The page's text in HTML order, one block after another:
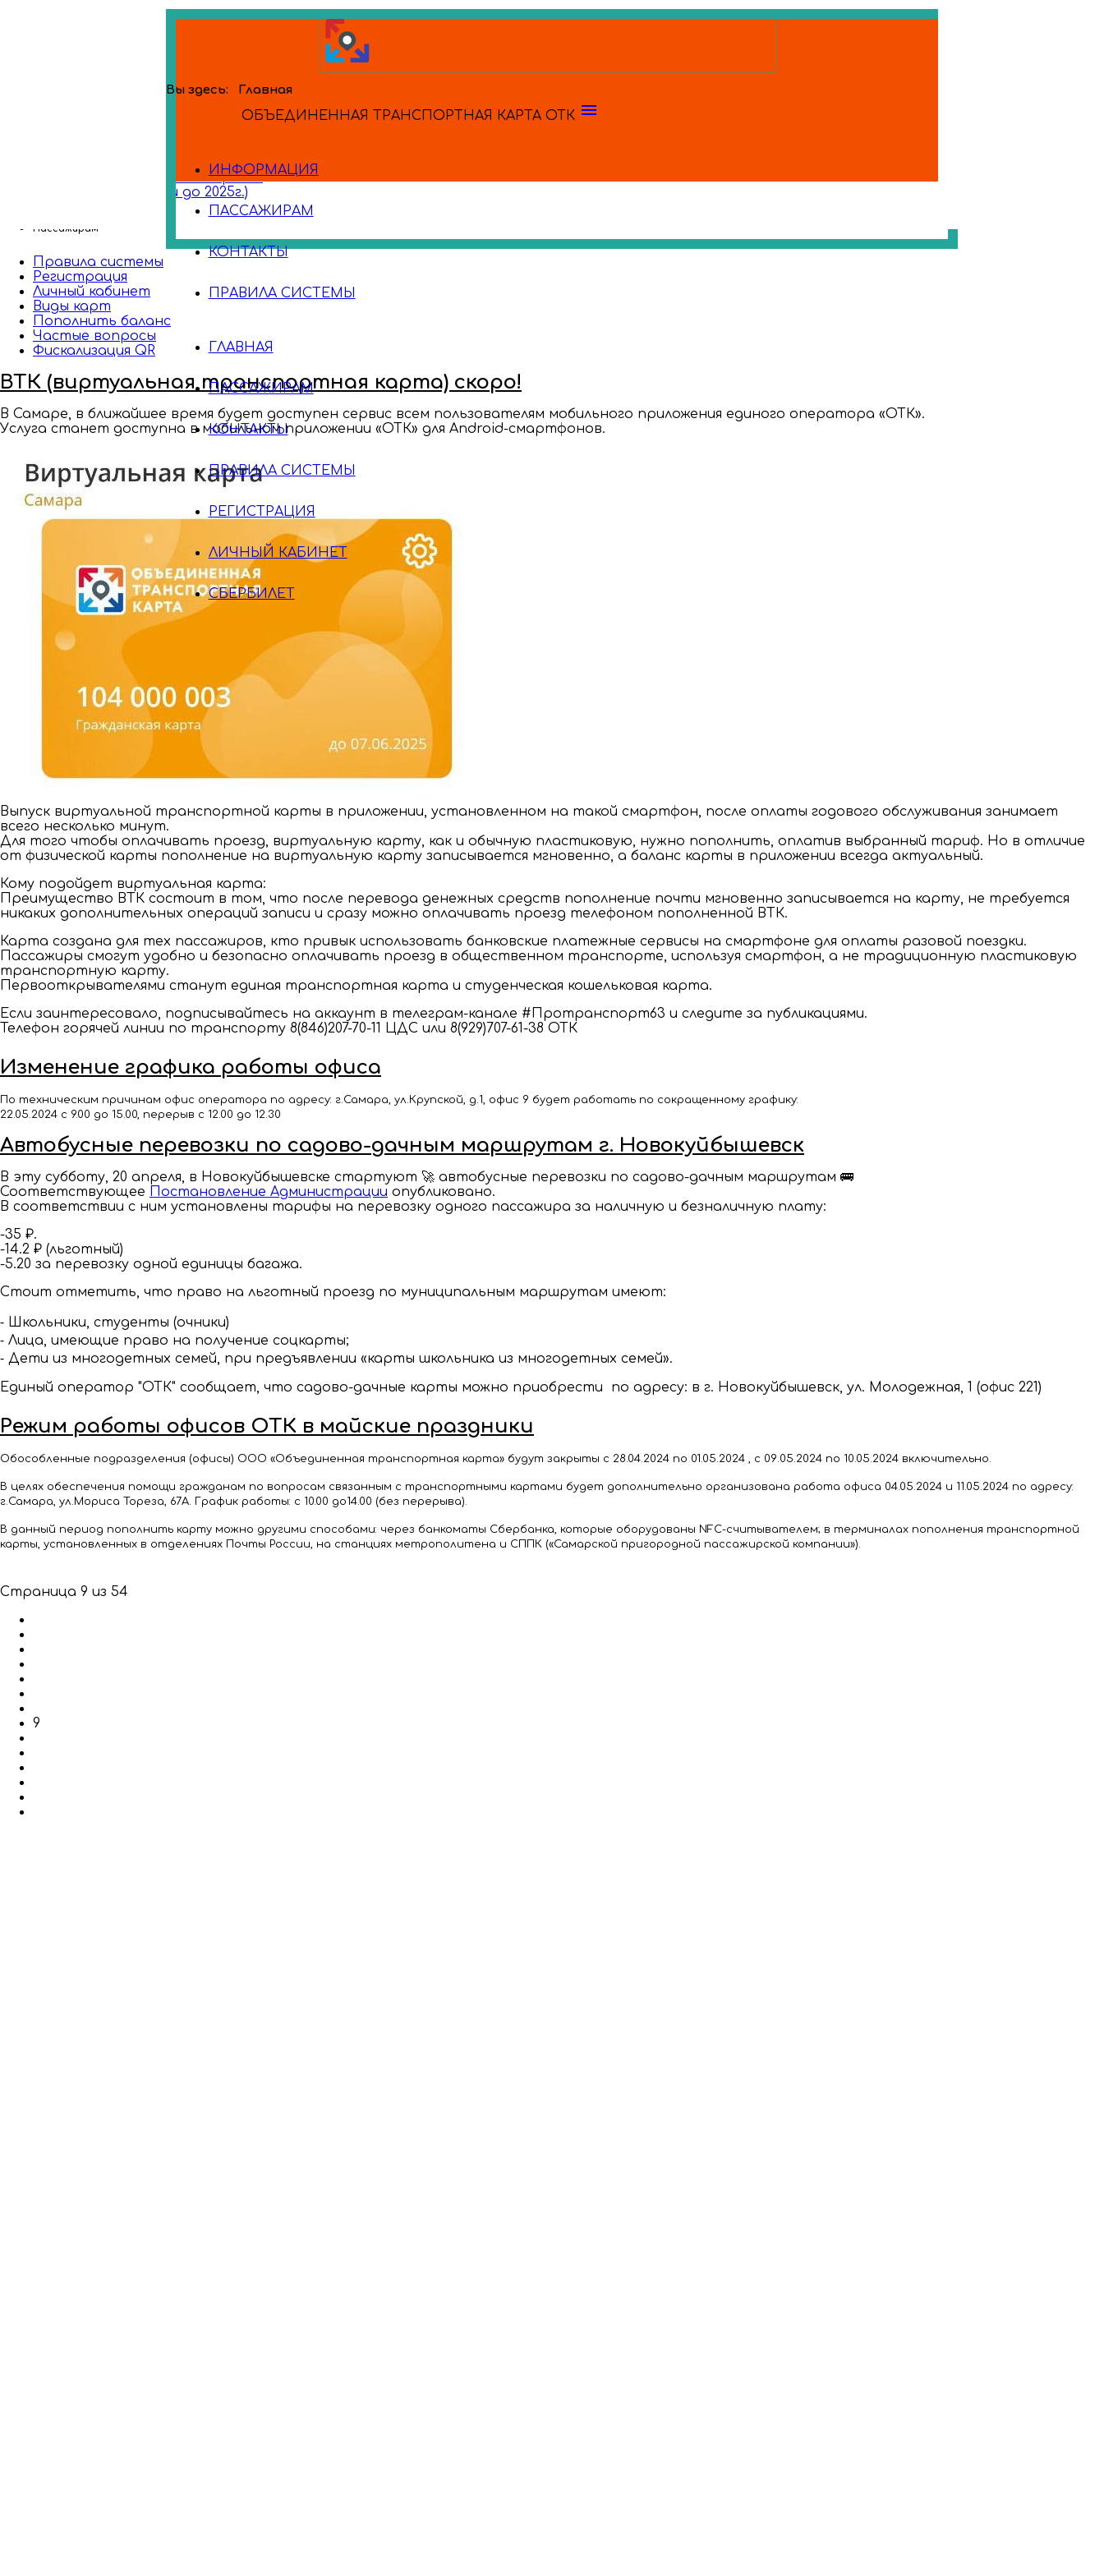
ОБЪЕДИНЕННАЯ ТРАНСПОРТНАЯ КАРТА ОТК menu
ИНФОРМАЦИЯ
ПАССАЖИРАМ
КОНТАКТЫ
ПРАВИЛА СИСТЕМЫ
ГЛАВНАЯ
ПАССАЖИРАМ
КОНТАКТЫ
ПРАВИЛА СИСТЕМЫ
РЕГИСТРАЦИЯ
ЛИЧНЫЙ КАБИНЕТ
СБЕРБИЛЕТ
Вы здесь: Главная
Поездки по банковским картам
Сбербилет (поездки до 2025г.)
Пассажирам
Правила системы
Регистрация
Личный кабинет
Виды карт
Пополнить баланс
Частые вопросы
Фискализация QR
ВТК (виртуальная транспортная карта) скоро!
В Самаре, в ближайшее время будет доступен сервис всем пользователям мобильного приложения единого оператора «ОТК».
Услуга станет доступна в мобильном приложении «ОТК» для Android-смартфонов.
Выпуск виртуальной транспортной карты в приложении, установленном на такой смартфон, после оплаты годового обслуживания занимает
всего несколько минут.
Для того чтобы оплачивать проезд, виртуальную карту, как и обычную пластиковую, нужно пополнить, оплатив выбранный тариф. Но в отличие
от физической карты пополнение на виртуальную карту записывается мгновенно, а баланс карты в приложении всегда актуальный.
Кому подойдет виртуальная карта:
Преимущество ВТК состоит в том, что после перевода денежных средств пополнение почти мгновенно записывается на карту, не требуется
никаких дополнительных операций записи и сразу можно оплачивать проезд телефоном пополненной ВТК.
Карта создана для тех пассажиров, кто привык использовать банковские платежные сервисы на смартфоне для оплаты разовой поездки.
Пассажиры смогут удобно и безопасно оплачивать проезд в общественном транспорте, используя смартфон, а не традиционную пластиковую
транспортную карту.
Первооткрывателями станут единая транспортная карта и студенческая кошельковая карта.
Если заинтересовало, подписывайтесь на аккаунт в телеграм-канале #Протранспорт63 и следите за публикациями.
Телефон горячей линии по транспорту 8(846)207-70-11 ЦДС или 8(929)707-61-38 ОТК
Изменение графика работы офиса
По техническим причинам офис оператора по адресу: г.Самара, ул.Крупской, д.1, офис 9 будет работать по сокращенному графику:
22.05.2024 с 9.00 до 15.00, перерыв с 12.00 до 12.30
Автобусные перевозки по садово-дачным маршрутам г. Новокуйбышевск
В эту субботу, 20 апреля, в Новокуйбышевске стартуют 🚀 автобусные перевозки по садово-дачным маршрутам 🚌
Соответствующее Постановление Администрации опубликовано.
В соответствии с ним установлены тарифы на перевозку одного пассажира за наличную и безналичную плату:
-35 ₽.
-14.2 ₽ (льготный)
-5.20 за перевозку одной единицы багажа.
Стоит отметить, что право на льготный проезд по муниципальным маршрутам имеют:
⁃ Школьники, студенты (очники)
⁃ Лица, имеющие право на получение соцкарты;
⁃ Дети из многодетных семей, при предъявлении «карты школьника из многодетных семей».
Единый оператор "ОТК" сообщает, что садово-дачные карты можно приобрести по адресу: в г. Новокуйбышевск, ул. Молодежная, 1 (офис 221)
Режим работы офисов ОТК в майские праздники
Обособленные подразделения (офисы) ООО «Объединенная транспортная карта» будут закрыты с 28.04.2024 по 01.05.2024 , с 09.05.2024 по 10.05.2024 включительно.
В целях обеспечения помощи гражданам по вопросам связанным с транспортными картами будет дополнительно организована работа офиса 04.05.2024 и 11.05.2024 по адресу:
г.Самара, ул.Мориса Тореза, 67А. График работы: с 10.00 до14.00 (без перерыва).
В данный период пополнить карту можно другими способами: через банкоматы Сбербанка, которые оборудованы NFC-считывателем; в терминалах пополнения транспортной
карты, установленных в отделениях Почты России, на станциях метрополитена и СППК («Самарской пригородной пассажирской компании»).
Страница 9 из 54
9